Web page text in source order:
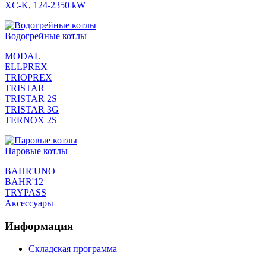
XC-K, 124-2350 kW
Водогрейные котлы
MODAL
ELLPREX
TRIOPREX
TRISTAR
TRISTAR 2S
TRISTAR 3G
TERNOX 2S
Паровые котлы
BAHR'UNO
BAHR'12
TRYPASS
Аксессуары
Информация
Складская программа